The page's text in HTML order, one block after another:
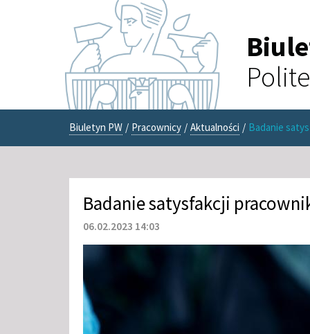
Biuletyn PW / Pracownicy / Aktualności / Badanie
Badanie satysfakcji
06.02.2023 14:03